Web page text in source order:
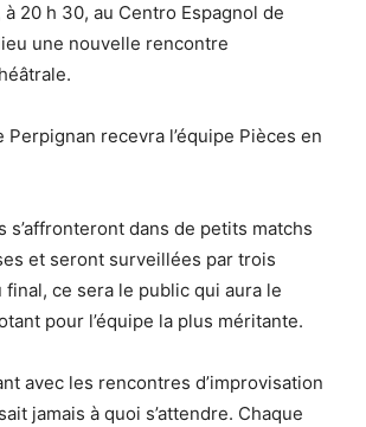
20 h 30, au Centro Espagnol de
une nouvelle rencontre
Perpignan recevra l’équipe Pièces en
s’affronteront dans de petits matchs
et seront surveillées par trois
final, ce sera le public qui aura le
pour l’équipe la plus méritante.
avec les rencontres d’improvisation
jamais à quoi s’attendre. Chaque